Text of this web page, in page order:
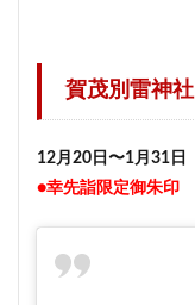
賀茂別雷神社
12月20日〜1月31日
●幸先詣限定御朱印